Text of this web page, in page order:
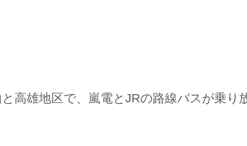
高雄地区で、嵐電とJRの路線バスが乗り